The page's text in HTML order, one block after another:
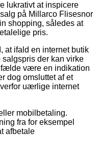
lukrativt at inspicere
på Millarco Flisesnor
shopping, således at
pris.
at ifald en internet butik
der kan virke
være en indikation
dog omsluttet af et
uærlige internet
mobilbetaling.
fra for eksempel
afbetale